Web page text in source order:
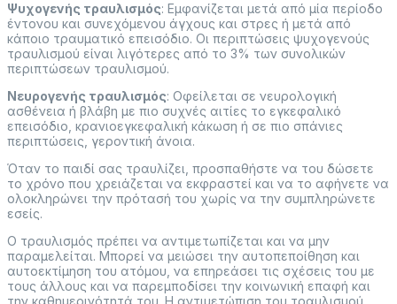
Ψυχογενής τραυλισμός: Εμφανίζεται μετά από μία περίοδο
έντονου και συνεχόμενου άγχους και στρες ή μετά από
κάποιο τραυματικό επεισόδιο. Οι περιπτώσεις ψυχογενούς
τραυλισμού είναι λιγότερες από το 3% των συνολικών
περιπτώσεων τραυλισμού.
Νευρογενής τραυλισμός: Οφείλεται σε νευρολογική
ασθένεια ή βλάβη με πιο συχνές αιτίες το εγκεφαλικό
επεισόδιο, κρανιοεγκεφαλική κάκωση ή σε πιο σπάνιες
περιπτώσεις, γεροντική άνοια.
Όταν το παιδί σας τραυλίζει, προσπαθήστε να του δώσετε
το χρόνο που χρειάζεται να εκφραστεί και να το αφήνετε να
ολοκληρώνει την πρότασή του χωρίς να την συμπληρώνετε
εσείς.
Ο τραυλισμός πρέπει να αντιμετωπίζεται και να μην
παραμελείται. Μπορεί να μειώσει την αυτοπεποίθηση και
αυτοεκτίμηση του ατόμου, να επηρεάσει τις σχέσεις του με
τους άλλους και να παρεμποδίσει την κοινωνική επαφή και